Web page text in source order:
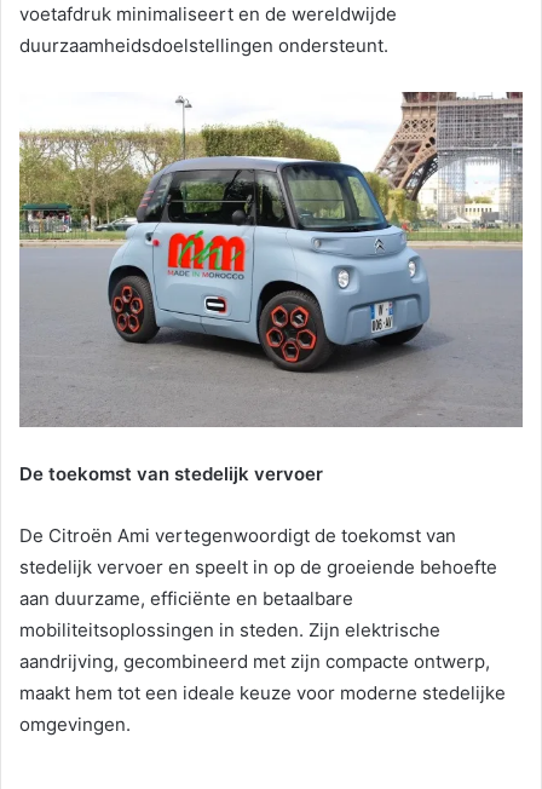
voetafdruk minimaliseert en de wereldwijde
duurzaamheidsdoelstellingen ondersteunt.
De toekomst van stedelijk vervoer
De Citroën Ami vertegenwoordigt de toekomst van
stedelijk vervoer en speelt in op de groeiende behoefte
aan duurzame, efficiënte en betaalbare
mobiliteitsoplossingen in steden. Zijn elektrische
aandrijving, gecombineerd met zijn compacte ontwerp,
maakt hem tot een ideale keuze voor moderne stedelijke
omgevingen.